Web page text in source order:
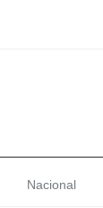
Nacional